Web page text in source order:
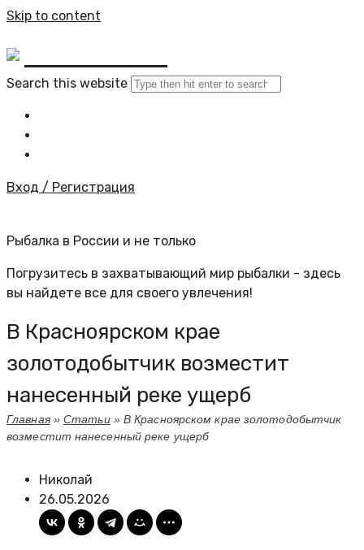
Skip to content
Search this website
Вход / Регистрация
Рыбалка в России и не только
Погрузитесь в захватывающий мир рыбалки - здесь
вы найдете все для своего увлечения!
В Красноярском крае
золотодобытчик возместит
нанесенный реке ущерб
Главная»Статьи» В Красноярском крае золотодобытчик
возместит нанесенный реке ущерб
Николай
26.05.2026